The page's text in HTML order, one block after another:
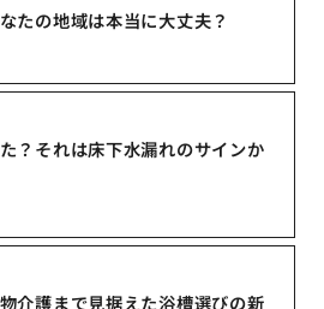
たの地域は本当に大丈夫？
？それは床下水漏れのサインか
介護まで見据えた浴槽選びの新